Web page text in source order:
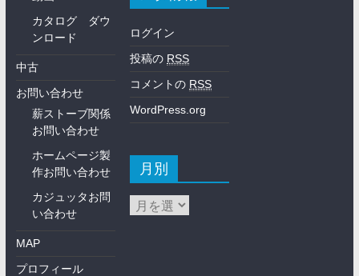
カタログ ダウ
ンロード
中古
お問い合わせ
薪ストーブ関係
お問い合わせ
ホームページ製
作お問い合わせ
カジュッタお問
い合わせ
MAP
プロフィール
ログイン
投稿の RSS
コメントの RSS
WordPress.org
月別